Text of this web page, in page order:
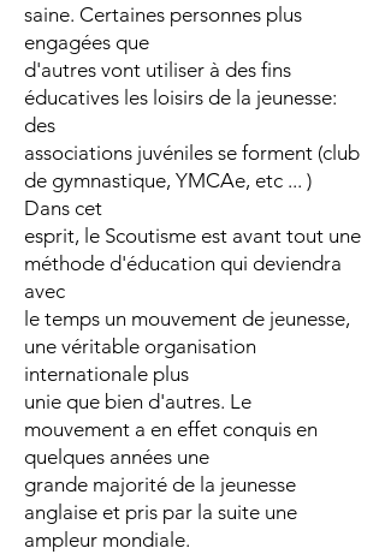
saine. Certaines personnes plus
engagées que
d'autres vont utiliser à des fins
éducatives les loisirs de la jeunesse:
des
associations juvéniles se forment (club
de gymnastique, YMCAe, etc ... )
Dans cet
esprit, le Scoutisme est avant tout une
méthode d'éducation qui deviendra
avec
le temps un mouvement de jeunesse,
une véritable organisation
internationale plus
unie que bien d'autres. Le
mouvement a en effet conquis en
quelques années une
grande majorité de la jeunesse
anglaise et pris par la suite une
ampleur mondiale.